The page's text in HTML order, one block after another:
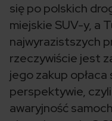
się po polskich
miejskie SUV-y, a
najwyrazistszych
rzeczywiście jest
jego zakup opłaca
perspektywie,
awaryjność